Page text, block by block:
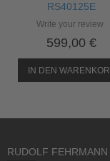
RS40125E
Write your review
599,00 €
IN DEN
RUDOLF